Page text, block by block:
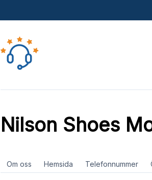
Nilson Shoes
Om oss Hemsida Telefonnummer